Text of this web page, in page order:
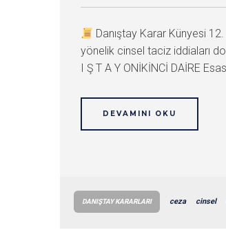
Danıştay Karar Künyesi
yönelik cinsel taciz iddiaları
I Ş T A Y ONİKİNCİ DAİRE
DEVAMINI OKU
DANIŞTAY KARARLARI ceza cinsel